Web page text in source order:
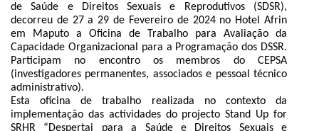
de Saúde e Direitos Sexuais e Reprodutivos (SDSR),
decorreu de 27 a 29 de Fevereiro de 2024 no Hotel Afrin
em Maputo a Oficina de Trabalho para Avaliação da
Capacidade Organizacional para a Programação dos DSSR.
Participam no encontro os membros do CEPSA
(investigadores permanentes, associados e pessoal técnico
administrativo).
Esta oficina de trabalho realizada no contexto da
implementação das actividades do projecto Stand Up for
SRHR “Despertai para a Saúde e Direitos Sexuais e